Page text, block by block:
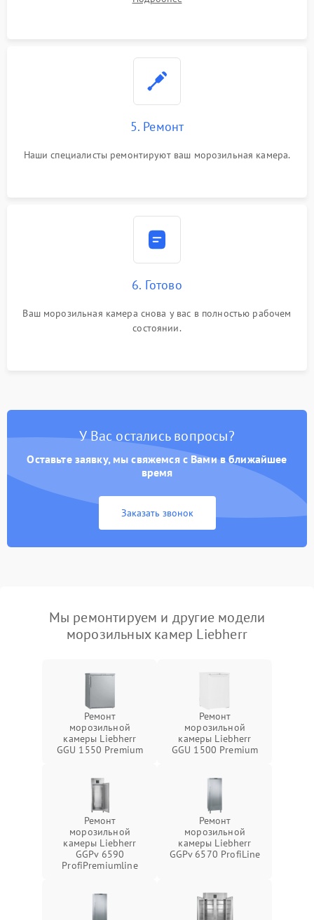
5. Ремонт
Наши специалисты ремонтируют ваш морозильная камера.
6. Готово
Ваш морозильная камера снова у вас в полностью рабочем
состоянии.
У Вас остались вопросы?
Оставьте заявку, мы свяжемся с Вами в ближайшее
время
Заказать звонок
Мы ремонтируем и другие модели
морозильных камер Liebherr
Ремонт
морозильной
камеры Liebherr
GGU 1550 Premium
Ремонт
морозильной
камеры Liebherr
GGU 1500 Premium
Ремонт
морозильной
камеры Liebherr
GGPv 6590
ProfiPremiumline
Ремонт
морозильной
камеры Liebherr
GGPv 6570 ProfiLine